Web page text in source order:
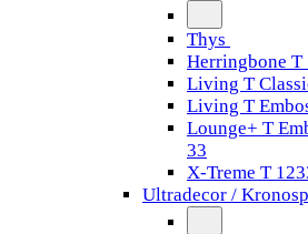
Thys
Herringbone T
Living T
Living T
Lounge+ T
33
X-Treme T
Ultradecor /